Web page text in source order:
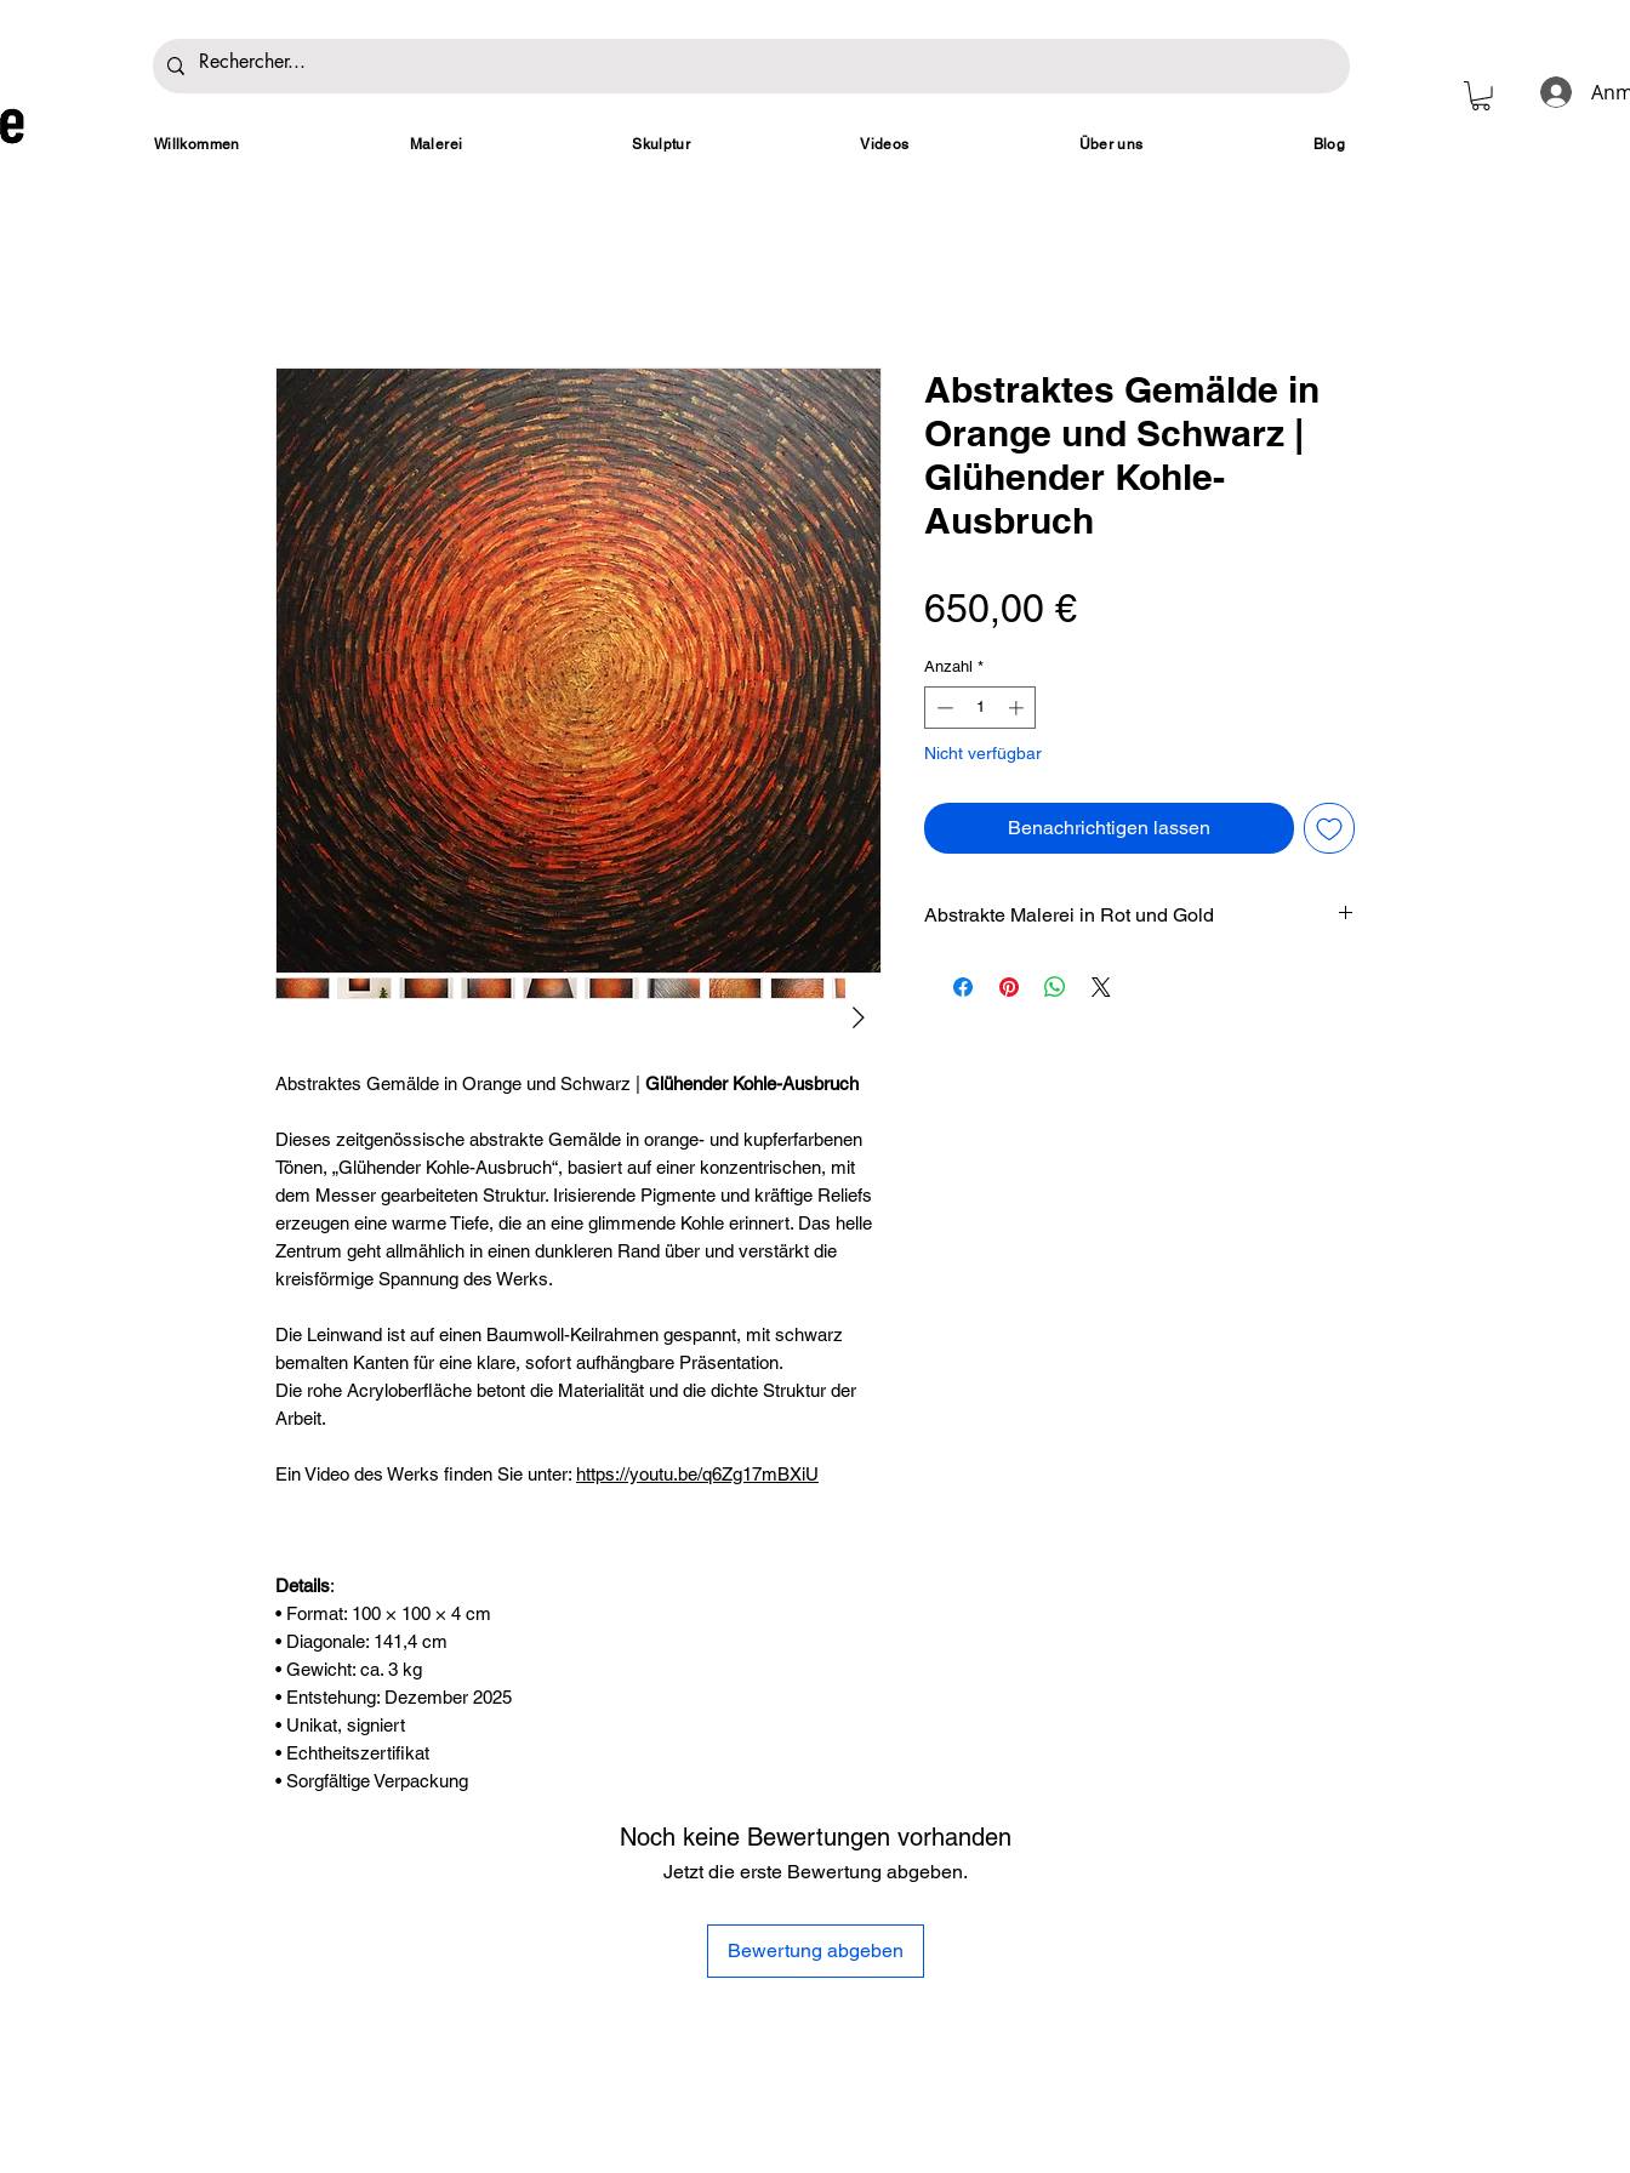
Willkommen Malerei Skulptur Videos Über uns Blog
Abstraktes Gemälde in Orange und Schwarz | Glühender Kohle-Ausbruch
Dieses zeitgenössische abstrakte Gemälde in orange- und kupferfarbenen
Tönen, „Glühender Kohle-Ausbruch“, basiert auf einer konzentrischen, mit
dem Messer gearbeiteten Struktur. Irisierende Pigmente und kräftige Reliefs
erzeugen eine warme Tiefe, die an eine glimmende Kohle erinnert. Das helle
Zentrum geht allmählich in einen dunkleren Rand über und verstärkt die
kreisförmige Spannung des Werks.
Die Leinwand ist auf einen Baumwoll-Keilrahmen gespannt, mit schwarz
bemalten Kanten für eine klare, sofort aufhängbare Präsentation.
Die rohe Acryloberfläche betont die Materialität und die dichte Struktur der
Arbeit.
Ein Video des Werks finden Sie unter: https://youtu.be/q6Zg17mBXiU
Details:
• Format: 100 × 100 × 4 cm
• Diagonale: 141,4 cm
• Gewicht: ca. 3 kg
• Entstehung: Dezember 2025
• Unikat, signiert
• Echtheitszertifikat
• Sorgfältige Verpackung
Abstraktes Gemälde in
Orange und Schwarz |
Glühender Kohle-
Ausbruch
650,00 €Preis
Anzahl *
Nicht verfügbar
Benachrichtigen lassen
Abstrakte Malerei in Rot und Gold
an incandescent core that spreads out in
Noch keine Bewertungen vorhanden
Jetzt die erste Bewertung abgeben.
Bewertung abgeben